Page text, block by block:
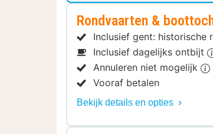
Rondvaarten &
Inclusief gent: historische
Inclusief dagelijks ontbijt
Annuleren niet mogelijk
Vooraf betalen
Bekijk details en opties